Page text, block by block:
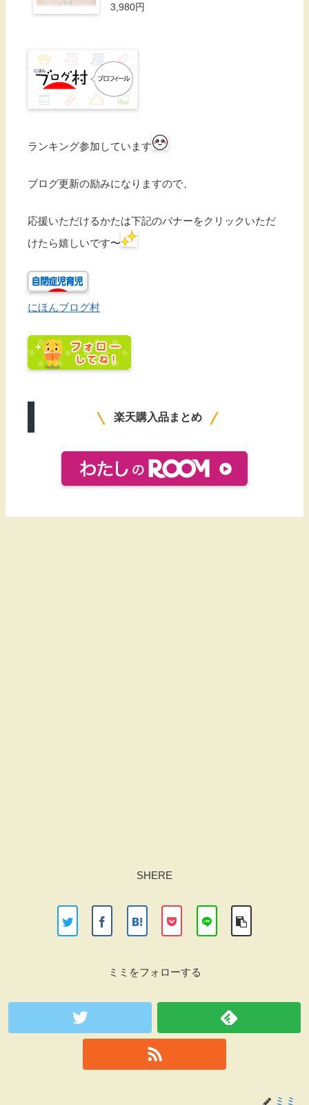
3,980円
ランキング参加しています
ブログ更新の励みになりますので、
応援いただけるかたは下記のバナーをクリックいただ
けたら嬉しいです〜
にほんブログ村
楽天購入品まとめ
SHERE
ミミをフォローする
ミミ